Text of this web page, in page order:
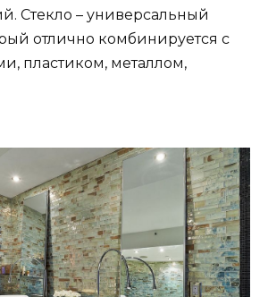
Стекло – универсальный
отлично комбинируется с
пластиком, металлом,